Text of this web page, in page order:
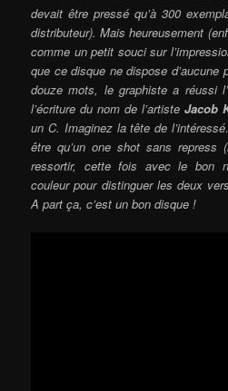
devait être pressé qu’à 300
distributeur). Mais heureusement
comme un petit souci sur
que ce disque ne dispose d’aucune
douze mots, le graphiste a réussi
l’écriture du nom de l’artisteJacob
un C. Imaginez la tête de
être qu’un one shot sans repress
ressortir, cette fois avec le bon
couleur pour distinguer les deux
A part ça, c’est un bon disque !